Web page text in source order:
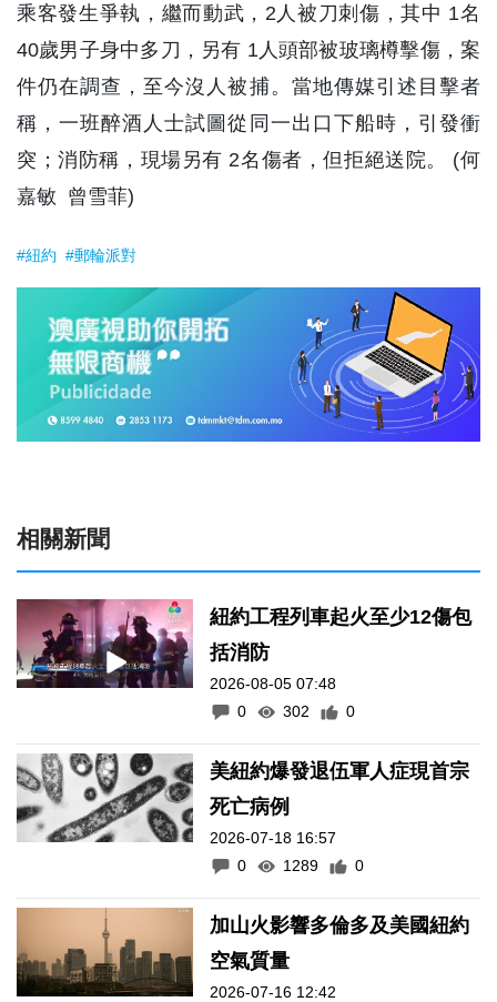
乘客發生爭執，繼而動武，2人被刀刺傷，其中 1名
40歲男子身中多刀，另有 1人頭部被玻璃樽擊傷，案
件仍在調查，至今沒人被捕。當地傳媒引述目擊者
稱，一班醉酒人士試圖從同一出口下船時，引發衝
突；消防稱，現場另有 2名傷者，但拒絕送院。 (何
嘉敏 曾雪菲)
#紐約 #郵輪派對
相關新聞
紐約工程列車起火至少12傷包
括消防
2026-08-05 07:48
0
302 0
美紐約爆發退伍軍人症現首宗
死亡病例
2026-07-18 16:57
0
1289 0
加山火影響多倫多及美國紐約
空氣質量
2026-07-16 12:42